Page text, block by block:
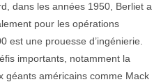
dans les années 1950, Berliet a
pour les opérations
est une prouesse d’ingénierie.
importants, notamment la
géants américains comme Mack